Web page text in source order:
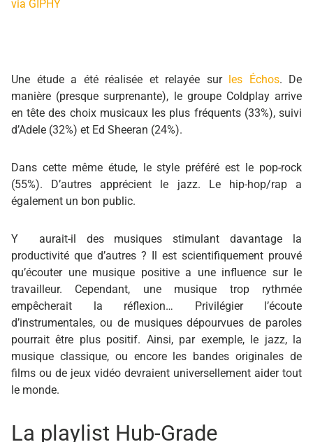
via GIPHY
Une étude a été réalisée et relayée sur les Échos. De
manière (presque surprenante), le groupe Coldplay arrive
en tête des choix musicaux les plus fréquents (33%), suivi
d’Adele (32%) et Ed Sheeran (24%).
Dans cette même étude, le style préféré est le pop-rock
(55%). D’autres apprécient le jazz. Le hip-hop/rap a
également un bon public.
Y aurait-il des musiques stimulant davantage la
productivité que d’autres ? Il est scientifiquement prouvé
qu’écouter une musique positivea une influence sur le
travailleur. Cependant, une musique trop rythmée
empêcherait la réflexion… Privilégier l’écoute
d’instrumentales, ou de musiques dépourvues de paroles
pourrait être plus positif. Ainsi, par exemple, le jazz, la
musique classique, ou encore les bandes originales de
films ou de jeux vidéo devraient universellement aider tout
le monde.
La playlist Hub-Grade